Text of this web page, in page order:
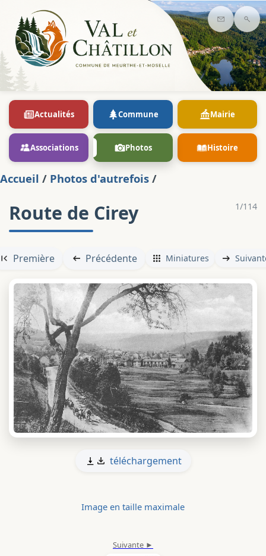
Contact
Actualités Commune Mairie
Associations Photos Histoire
Accueil / Photos d'autrefois /
1/114
Route de Cirey
Première Précédente Miniatures
téléchargement
Image en taille maximale